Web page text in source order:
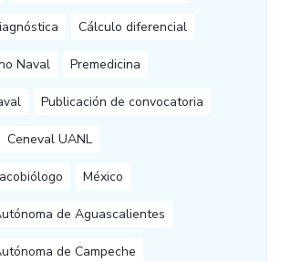
Cálculo diferencial
Naval Premedicina
Publicación de convocatoria
Ceneval UANL
México
de Aguascalientes
de Campeche